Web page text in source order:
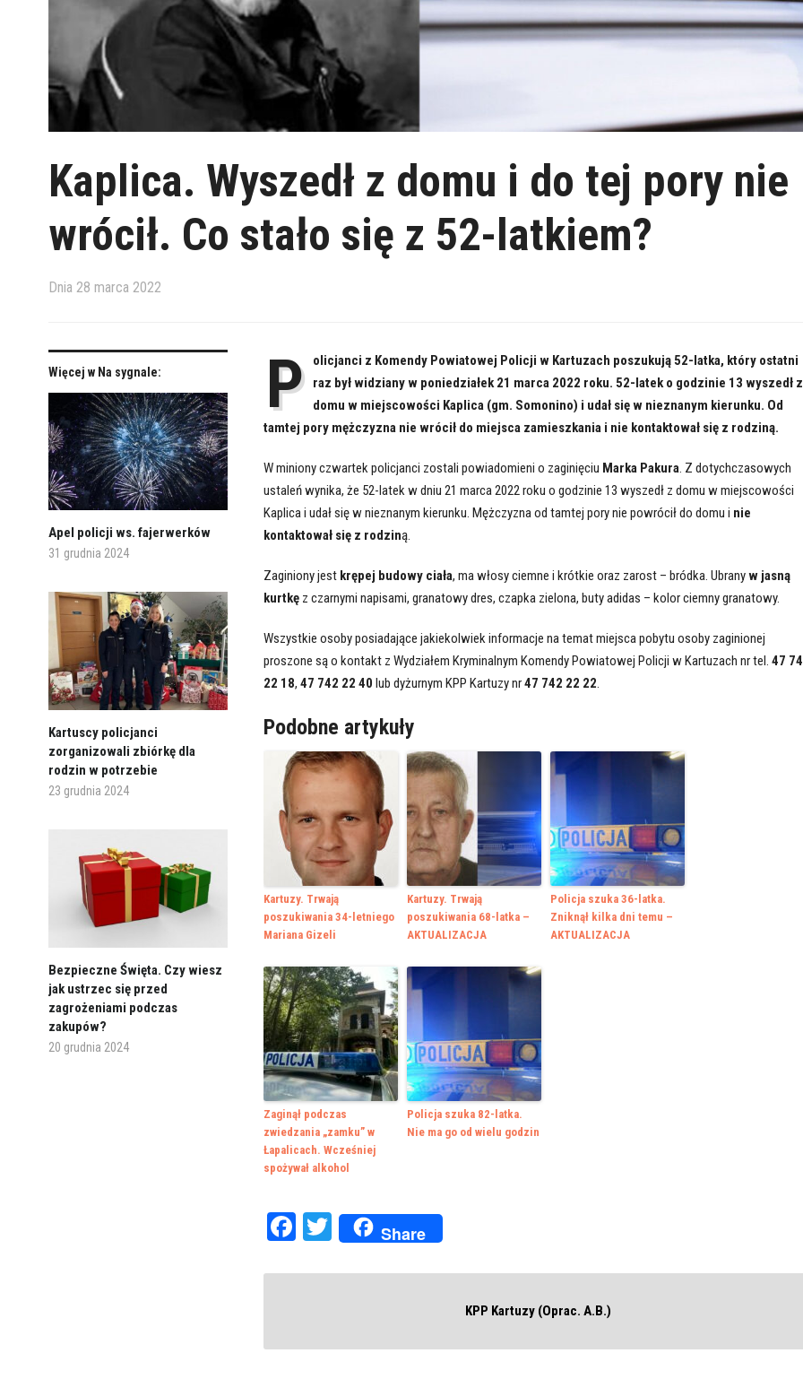
Kaplica. Wyszedł z domu i do tej pory nie
wrócił. Co stało się z 52-latkiem?
Dnia 28 marca 2022
Więcej w Na sygnale:
Apel policji ws. fajerwerków
31 grudnia 2024
Kartuscy policjanci
zorganizowali zbiórkę dla
rodzin w potrzebie
23 grudnia 2024
Bezpieczne Święta. Czy wiesz
jak ustrzec się przed
zagrożeniami podczas
zakupów?
20 grudnia 2024
P
olicjanci z Komendy Powiatowej Policji w Kartuzach poszukują 52-latka, który ostatni
raz był widziany w poniedziałek 21 marca 2022 roku. 52-latek o godzinie 13 wyszedł z
domu w miejscowości Kaplica (gm. Somonino) i udał się w nieznanym kierunku. Od
tamtej pory mężczyzna nie wrócił do miejsca zamieszkania i nie kontaktował się z rodziną.
W miniony czwartek policjanci zostali powiadomieni o zaginięciu Marka Pakura . Z dotychczasowych
ustaleń wynika, że 52-latek w dniu 21 marca 2022 roku o godzinie 13 wyszedł z domu w miejscowości
Kaplica i udał się w nieznanym kierunku. Mężczyzna od tamtej pory nie powrócił do domu i nie
kontaktował się z rodziną.
Zaginiony jest krępej budowy ciała, ma włosy ciemne i krótkie oraz zarost – bródka. Ubranyw jasną
kurtkęz czarnymi napisami, granatowy dres, czapka zielona, buty adidas – kolor ciemny granatowy.
Wszystkie osoby posiadające jakiekolwiek informacje na temat miejsca pobytu osoby zaginionej
proszone są o kontakt z Wydziałem Kryminalnym Komendy Powiatowej Policji w Kartuzach nr tel. 47
22 18, 47 742 22 40 lub dyżurnym KPP Kartuzy nr47 742 22 22
Podobne artykuły
Kartuzy. Trwają
poszukiwania 34-letniego
Mariana Gizeli
Kartuzy. Trwają
poszukiwania 68-latka –
AKTUALIZACJA
Policja szuka 36-latka.
Zniknął kilka dni temu –
AKTUALIZACJA
Zaginął podczas
zwiedzania „zamku” w
Łapalicach. Wcześniej
spożywał alkohol
Policja szuka 82-latka.
Nie ma go od wielu godzin
Facebook
Twitter
Share
KPP Kartuzy (Oprac. A.B.)